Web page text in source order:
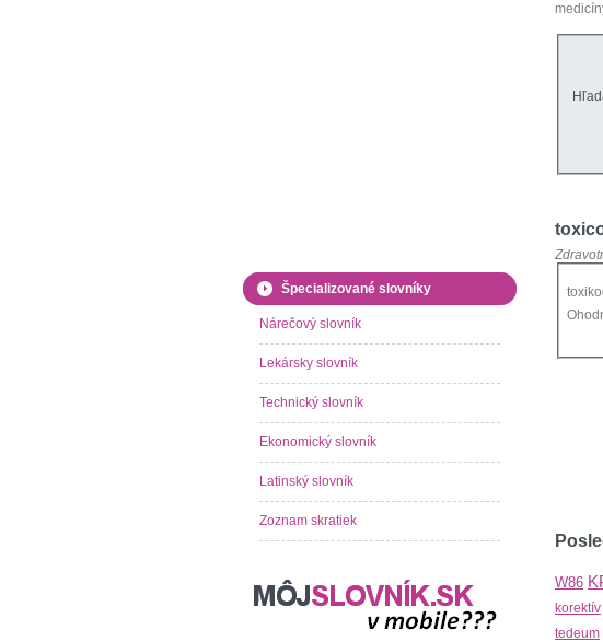
W86
korektív
tedeum
Špecializované slovníky
Nárečový slovník
Lekársky slovník
Technický slovník
Ekonomický slovník
Latinský slovník
Zoznam skratiek